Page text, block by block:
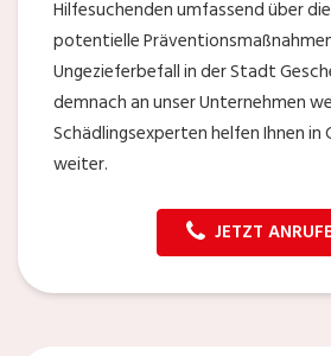
Hilfesuchenden umfassend über
potentielle
Ungezieferbefall in der Stadt
demnach an unser Unternehmen
Schädlingsexperten helfen Ihnen in
weiter.
JETZT